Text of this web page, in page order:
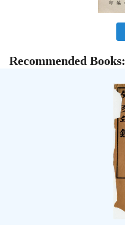
Recommended Books: